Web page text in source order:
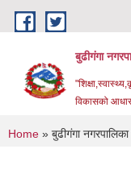
Skip to main content
बुढीगंगा
विकासको
You are
Home » बुढीगंगा